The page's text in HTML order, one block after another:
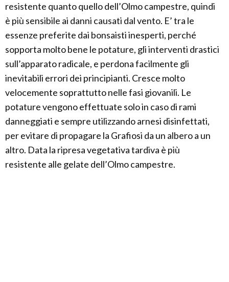
resistente quanto quello dell’Olmo campestre, quindi
è più sensibile ai danni causati dal vento. E’ tra le
essenze preferite dai bonsaisti inesperti, perché
sopporta molto bene le potature, gli interventi drastici
sull’apparato radicale, e perdona facilmente gli
inevitabili errori dei principianti. Cresce molto
velocemente soprattutto nelle fasi giovanili. Le
potature vengono effettuate solo in caso di rami
danneggiati e sempre utilizzando arnesi disinfettati,
per evitare di propagare la Grafiosi da un albero a un
altro. Data la ripresa vegetativa tardiva è più
resistente alle gelate dell’Olmo campestre.